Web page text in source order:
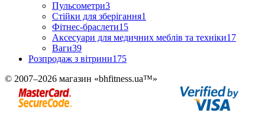
Пульсометри3
Стійки для зберігання1
Фітнес-браслети15
Аксесуари для медичних меблів та техніки17
Ваги39
Розпродаж з вітрини175
© 2007–2026 магазин «bhfitness.ua™»